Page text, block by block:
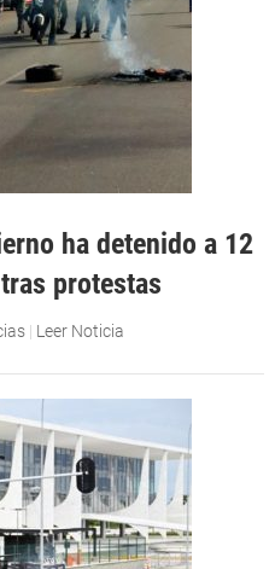
ha detenido a 12
protestas
| Leer Noticia